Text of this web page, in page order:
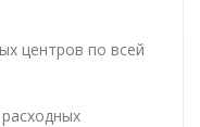
центров по всей